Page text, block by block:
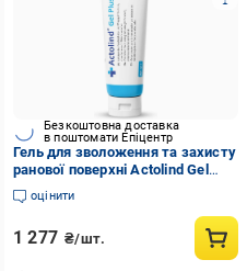
Безкоштовна доставка
в поштомати Епіцентр
Гель для зволоження та захисту
ранової поверхні Actolind Gel
Plus 250 мл
оцінити
1 277 ₴/шт.